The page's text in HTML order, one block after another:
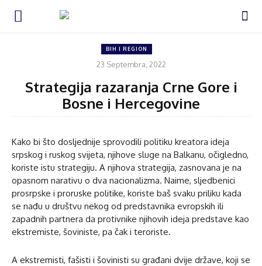
BIH I REGION
23 Septembra, 2022
Strategija razaranja Crne Gore i
Bosne i Hercegovine
Kako bi što dosljednije sprovodili politiku kreatora ideja
srpskog i ruskog svijeta, njihove sluge na Balkanu, očigledno,
koriste istu strategiju. A njihova strategija, zasnovana je na
opasnom narativu o dva nacionalizma. Naime, sljedbenici
prosrpske i proruske politike, koriste baš svaku priliku kada
se nađu u društvu nekog od predstavnika evropskih ili
zapadnih partnera da protivnike njihovih ideja predstave kao
ekstremiste, šoviniste, pa čak i teroriste.
A ekstremisti, fašisti i šovinisti su građani dvije države, koji se